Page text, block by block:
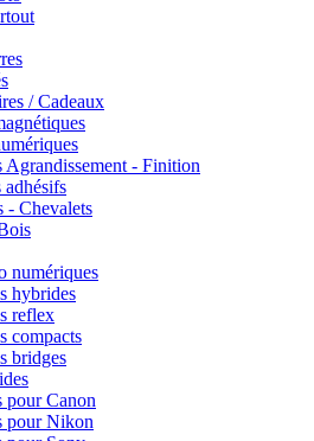
/ Cadeaux
Agrandissement - Finition
adhésifs
- Chevalets
numériques
hybrides
reflex
compacts
bridges
pour Canon
pour Nikon